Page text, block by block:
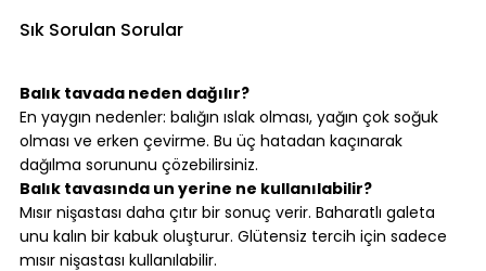
Sık Sorulan Sorular
Balık tavada neden dağılır?
En yaygın nedenler: balığın ıslak olması, yağın çok soğuk
olması ve erken çevirme. Bu üç hatadan kaçınarak
dağılma sorununu çözebilirsiniz.
Balık tavasında un yerine ne kullanılabilir?
Mısır nişastası daha çıtır bir sonuç verir. Baharatlı galeta
unu kalın bir kabuk oluşturur. Glütensiz tercih için sadece
mısır nişastası kullanılabilir.